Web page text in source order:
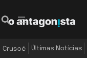
Crusoé Últimas Notícias